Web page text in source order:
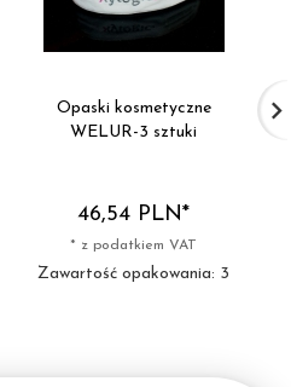
Opaski kosmetyczne
WELUR-3 sztuki
46,54 PLN*
* z podatkiem VAT
Zawartość opakowania: 3